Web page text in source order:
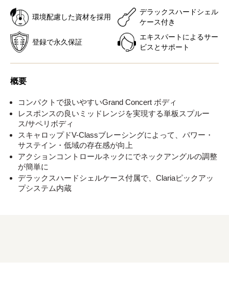
環境配慮した資材を採用
デラックスハードシェル
ケース付き
登録で永久保証
エキスパートによるサー
ビスとサポート
概要
コンパクトで扱いやすいGrand Concert ボディ
レスポンスの良いミッドレンジを実現する単板スプルー
ス/サペリボディ
スキャロップドV-Classブレーシングによって、パワー・
サステイン・低域の存在感が向上
アクションコントロールネックにでネックアングルの調整
が簡単に
デラックスハードシェルケース付属で、Clariaピックアッ
プシステム内蔵